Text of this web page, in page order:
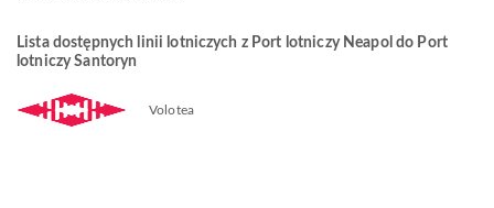
Lista dostępnych linii lotniczych z Port lotniczy Neapol do Port
lotniczy Santoryn
Volotea